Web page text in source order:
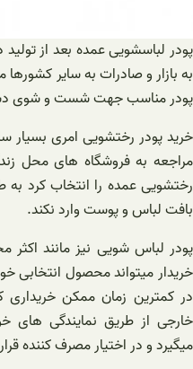
پودر لباسشویی عمده بعد از تولید
به بازار و صادرات به سایر
پودر مناسب جهت شست و شوی
خرید پودر رختشویی امری بسیار
مراجعه به فروشگاه های محل
رختشویی عمده را انتخاب کرد
بافت لباس و پوست وارد نکند.
پودر لباس شویی نیز مانند اکثر
خریدار میتواند محصول انتخابی
در کمترین زمان ممکن
خارجی از طریق نمایندگی
میگیرد و در اختیار مصرف کننده